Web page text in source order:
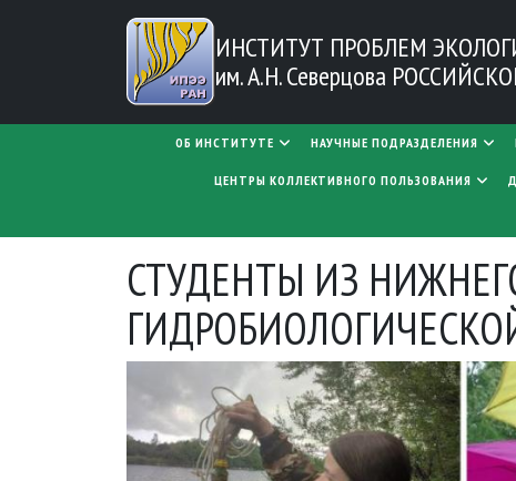
Перейти к основному содержанию
ИНСТИТУТ ПРОБЛЕМ
им. А.Н. Северцова
MAIN NAVIGATION
ОБ ИНСТИТУТЕ НАУЧНЫЕ ПОДРАЗДЕЛЕНИЯ
ЦЕНТРЫ КОЛЛЕКТИВНОГО ПОЛЬЗОВАНИЯ
СТУДЕНТЫ ИЗ